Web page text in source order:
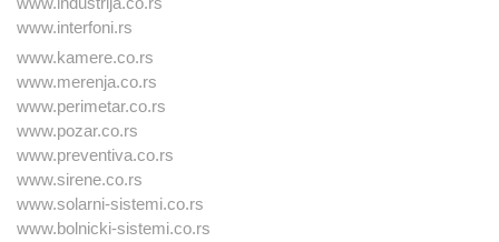
www.interfoni.rs
www.kamere.co.rs
www.merenja.co.rs
www.perimetar.co.rs
www.pozar.co.rs
www.preventiva.co.rs
www.sirene.co.rs
www.solarni-sistemi.co.rs
www.bolnicki-sistemi.co.rs